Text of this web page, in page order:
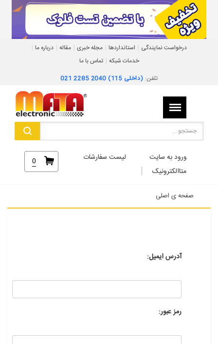
درخواست نمایندگی | استانداردها | مجله خبری | مقاله | درباره ما |
خدمات شبکه | تماس با ما
تلفن: 021 2285 2040 (داخلی 115)
ورود به سایت
متاالکترونیک
لیست سفارشات 0
صفحه ی اصلی
آدرس ایمیل:
رمز عبور: